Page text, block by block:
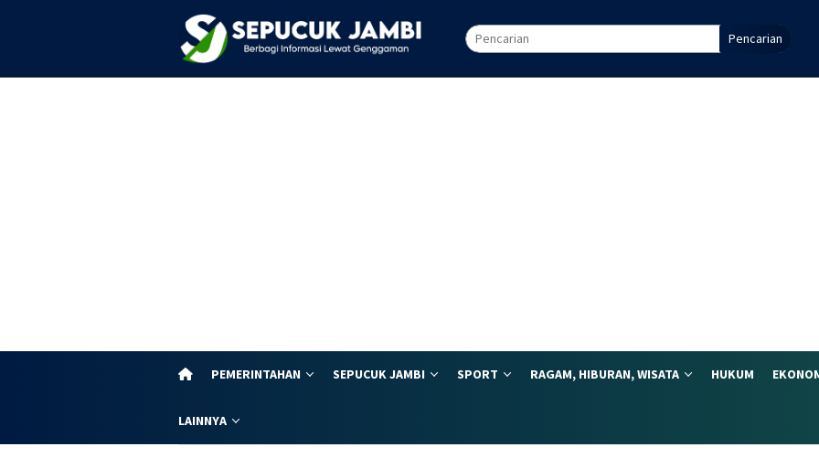
Pencarian
PEMERINTAHAN SEPUCUK JAMBI SPORT RAGAM, HIBURAN, WISATA HUKUM
LAINNYA